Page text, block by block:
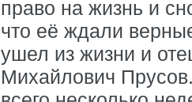
право на жизнь и
что её ждали
ушел из жизни и
Михайлович